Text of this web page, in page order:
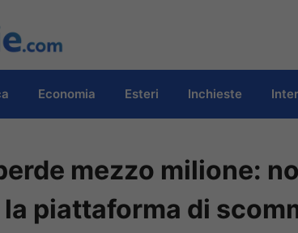
Economia Esteri Inchieste
mezzo milione:
piattaforma di